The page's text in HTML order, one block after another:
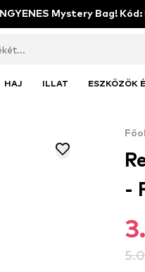
INGYENES Mystery Bag! Kód:
HAJ ILLAT ESZKÖZÖK
-